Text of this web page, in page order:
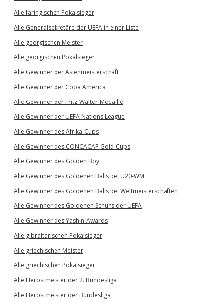
Alle färingischen Pokalsieger
Alle Generalsekretäre der UEFA in einer Liste
Alle georgischen Meister
Alle georgischen Pokalsieger
Alle Gewinner der Asienmeisterschaft
Alle Gewinner der Copa America
Alle Gewinner der Fritz-Walter-Medaille
Alle Gewinner der UEFA Nations League
Alle Gewinner des Afrika-Cups
Alle Gewinner des CONCACAF-Gold-Cups
Alle Gewinner des Golden Boy
Alle Gewinner des Goldenen Balls bei U20-WM
Alle Gewinner des Goldenen Balls bei Weltmeisterschaften
Alle Gewinner des Goldenen Schuhs der UEFA
Alle Gewinner des Yashin-Awards
Alle gibraltarischen Pokalsieger
Alle griechischen Meister
Alle griechischen Pokalsieger
Alle Herbstmeister der 2. Bundesliga
Alle Herbstmeister der Bundesliga